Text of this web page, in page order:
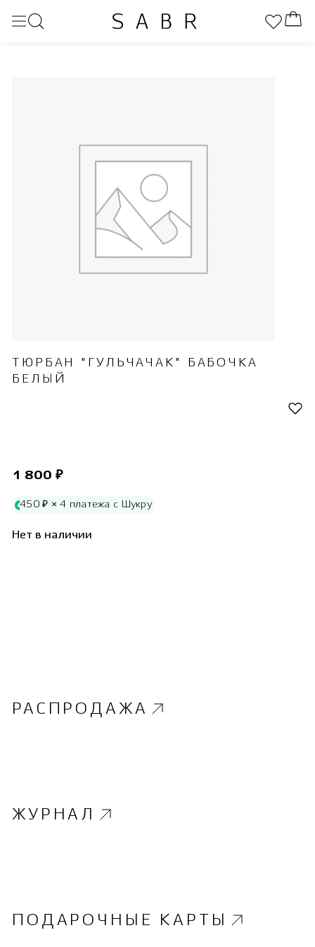
ТЮРБАН "ГУЛЬЧАЧАК" БАБОЧКА
БЕЛЫЙ
1 800 ₽
450 ₽ × 4 платежа с Шукру
Нет в наличии
РАСПРОДАЖА
ЖУРНАЛ
ПОДАРОЧНЫЕ КАРТЫ